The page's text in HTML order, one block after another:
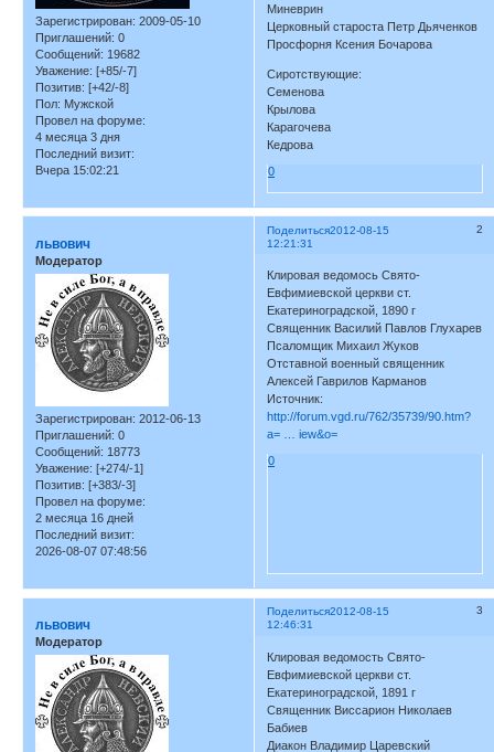
Зарегистрирован: 2009-05-10
Приглашений: 0
Сообщений: 19682
Уважение: [+85/-7]
Позитив: [+42/-8]
Пол: Мужской
Провел на форуме:
4 месяца 3 дня
Последний визит:
Вчера 15:02:21
Миневрин
Церковный староста Петр Дьяченков
Просфорня Ксения Бочарова
Сиротствующие:
Семенова
Крылова
Карагочева
Кедрова
0
Поделиться 2
2012-08-15
12:21:31
львович
Модератор
Зарегистрирован: 2012-06-13
Приглашений: 0
Сообщений: 18773
Уважение: [+274/-1]
Позитив: [+383/-3]
Провел на форуме:
2 месяца 16 дней
Последний визит:
2026-08-07 07:48:56
Клировая ведомось Свято-
Евфимиевской церкви ст.
Екатериноградской, 1890 г
Священник Василий Павлов Глухарев
Псаломщик Михаил Жуков
Отставной военный священник
Алексей Гаврилов Карманов
Источник:
http://forum.vgd.ru/762/35739/90.htm?
a= … iew&o=
0
Поделиться 3
2012-08-15
12:46:31
львович
Модератор
Клировая ведомость Свято-
Евфимиевской церкви ст.
Екатериноградской, 1891 г
Священник Виссарион Николаев
Бабиев
Диакон Владимир Царевский